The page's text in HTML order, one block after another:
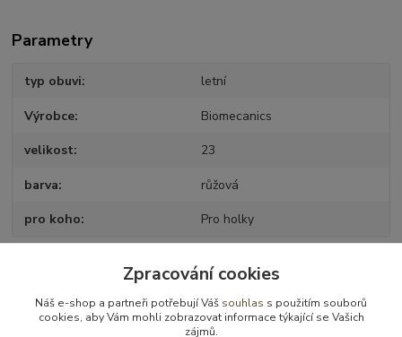
Parametry
typ obuvi letní
Výrobce Biomecanics
velikost 23
barva růžová
pro koho Pro holky
Zboží zařazeno v kategoriích
Obuv letní
Zpracování cookies
Náš e-shop a partneři potřebují Váš souhlas s použitím souborů
cookies, aby Vám mohli zobrazovat informace týkající se Vašich
zájmů.